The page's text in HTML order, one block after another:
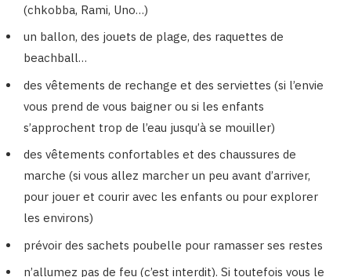
(chkobba, Rami, Uno…)
un ballon, des jouets de plage, des raquettes de
beachball…
des vêtements de rechange et des serviettes (si l’envie
vous prend de vous baigner ou si les enfants
s’approchent trop de l’eau jusqu’à se mouiller)
des vêtements confortables et des chaussures de
marche (si vous allez marcher un peu avant d’arriver,
pour jouer et courir avec les enfants ou pour explorer
les environs)
prévoir des sachets poubelle pour ramasser ses restes
n’allumez pas de feu (c’est interdit). Si toutefois vous le